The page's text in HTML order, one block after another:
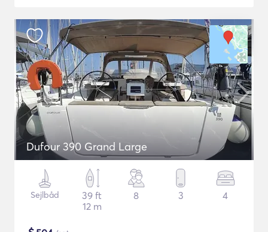
Dufour 390 Grand Large
Sejlbåd
39 ft
12 m
8 3 4